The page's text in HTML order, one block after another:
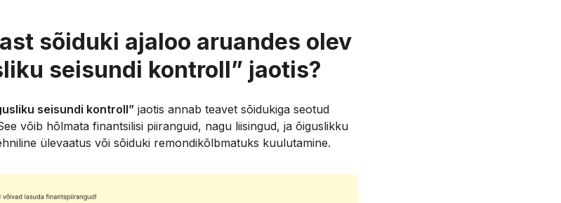
sõiduki ajaloo aruandes olev
seisundi kontroll” jaotis?
seisundi kontroll” jaotis annab teavet sõidukiga seotud
võib hõlmata finantsilisi piiranguid, nagu liisingud, ja õiguslikku
ülevaatus või sõiduki remondikõlbmatuks kuulutamine.